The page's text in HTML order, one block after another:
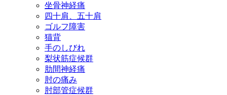
坐骨神経痛
四十肩、五十肩
ゴルフ障害
猫背
手のしびれ
梨状筋症候群
肋間神経痛
肘の痛み
肘部管症候群